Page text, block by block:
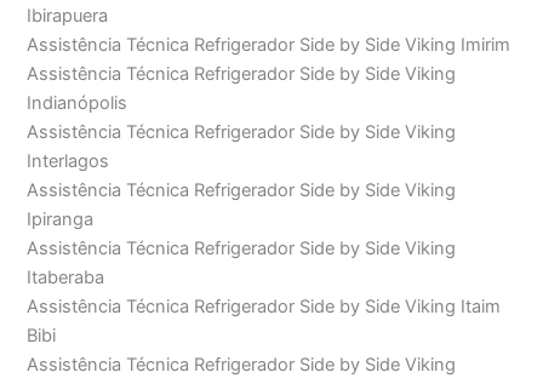
Ibirapuera
Assistência Técnica Refrigerador Side by Side Viking Imirim
Assistência Técnica Refrigerador Side by Side Viking
Indianópolis
Assistência Técnica Refrigerador Side by Side Viking
Interlagos
Assistência Técnica Refrigerador Side by Side Viking
Ipiranga
Assistência Técnica Refrigerador Side by Side Viking
Itaberaba
Assistência Técnica Refrigerador Side by Side Viking Itaim
Bibi
Assistência Técnica Refrigerador Side by Side Viking